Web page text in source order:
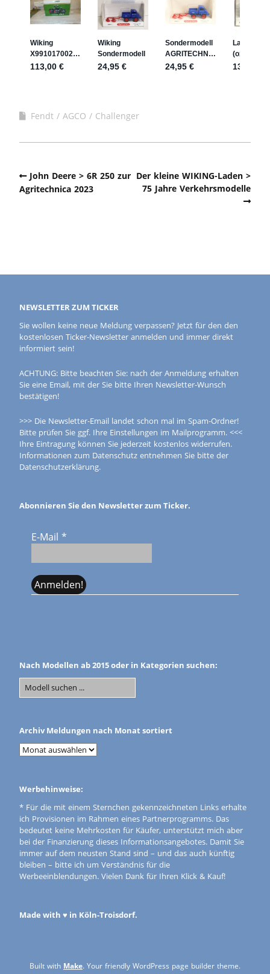
Fendt / AGCO / Challenger
John Deere > 6R 250 zur
Agritechnica 2023
Der kleine WIKING-Laden >
75 Jahre Verkehrsmodelle
NEWSLETTER ZUM TICKER
Sie wollen keine neue Meldung verpassen? Jetzt für den den
kostenlosen Ticker-Newsletter anmelden und immer direkt
informiert sein!
ACHTUNG: Bitte beachten Sie: nach der Anmeldung erhalten
Sie eine Email, mit der Sie bitte Ihren Newsletter-Wunsch
bestätigen!
>>> Die Newsletter-Email landet schon mal im Spam-Ordner!
Bitte prüfen Sie ggf. Ihre Einstellungen im Mailprogramm. <<<
Ihre Eintragung können Sie jederzeit kostenlos widerrufen.
Informationen zum Datenschutz entnehmen Sie bitte der
Datenschutzerklärung.
Abonnieren Sie den Newsletter zum Ticker.
E-Mail *
Nach Modellen ab 2015 oder in Kategorien suchen:
Archiv Meldungen nach Monat sortiert
Werbehinweise:
* Für die mit einem Sternchen gekennzeichneten Links erhalte
ich Provisionen im Rahmen eines Partnerprogramms. Das
bedeutet keine Mehrkosten für Käufer, unterstützt mich aber
bei der Finanzierung dieses Informationsangebotes. Damit Sie
immer auf dem neusten Stand sind – und das auch künftig
bleiben – bitte ich um Verständnis für die
Werbeeinblendungen. Vielen Dank für Ihren Klick & Kauf!
Made with ♥ in Köln-Troisdorf.
Built with Make. Your friendly WordPress page builder theme.